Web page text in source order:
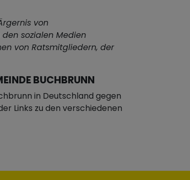
von
sozialen Medien
von Ratsmitgliedern, der
BUCHBRUNN
in Deutschland gegen
Links zu den verschiedenen